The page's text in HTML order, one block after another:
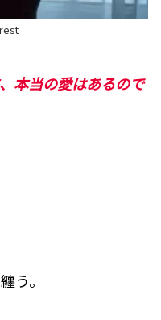
本当の愛はあるので
う。